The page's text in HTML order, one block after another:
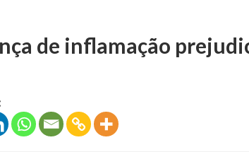
de inflamação